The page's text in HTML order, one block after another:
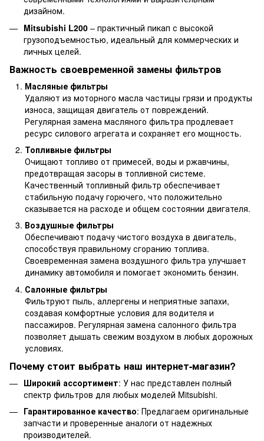
дизайном.
Mitsubishi L200 – практичный пикап с высокой
грузоподъемностью, идеальный для коммерческих и
личных целей.
Важность своевременной замены фильтров
Масляные фильтры
Удаляют из моторного масла частицы грязи и продукты
износа, защищая двигатель от повреждений.
Регулярная замена масляного фильтра продлевает
ресурс силового агрегата и сохраняет его мощность.
Топливные фильтры
Очищают топливо от примесей, воды и ржавчины,
предотвращая засоры в топливной системе.
Качественный топливный фильтр обеспечивает
стабильную подачу горючего, что положительно
сказывается на расходе и общем состоянии двигателя.
Воздушные фильтры
Обеспечивают подачу чистого воздуха в двигатель,
способствуя правильному сгоранию топлива.
Своевременная замена воздушного фильтра улучшает
динамику автомобиля и помогает экономить бензин.
Салонные фильтры
Фильтруют пыль, аллергены и неприятные запахи,
создавая комфортные условия для водителя и
пассажиров. Регулярная замена салонного фильтра
позволяет дышать свежим воздухом в любых дорожных
условиях.
Почему стоит выбрать наш интернет-магазин?
Широкий ассортимент: У нас представлен полный
спектр фильтров для любых моделей Mitsubishi.
Гарантированное качество: Предлагаем оригинальные
запчасти и проверенные аналоги от надежных
производителей.